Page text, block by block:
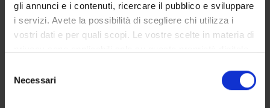
gli annunci e i contenuti, ricercare il pubblico e sviluppare
i servizi. Avete la possibilità di scegliere chi utilizza i
vostri dati e per quali scopi. Le vostre scelte in materia di
modificare o revocare il proprio consenso in qualsiasi
momento dalla Dichiarazione sui cookie o facendo clic
delNecessari
Docenti
Prova finale
Esercitazioni Linguistiche CLA
Stage e Tirocini
Agevolazioni economiche